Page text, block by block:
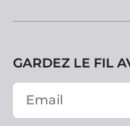
GARDEZ LE FIL